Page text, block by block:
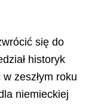
się do
historyk
zeszłym roku
niemieckiej